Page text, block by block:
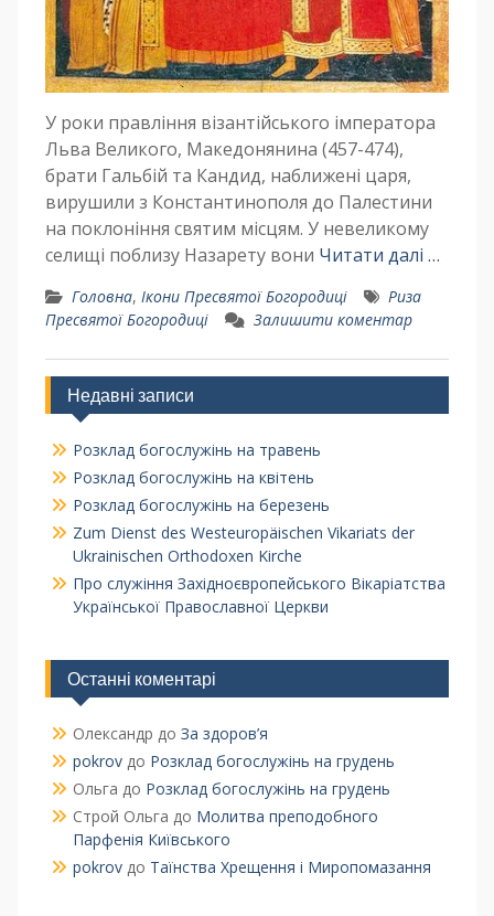
У роки правління візантійського імператора
Льва Великого, Македонянина (457-474),
брати Гальбій та Кандид, наближені царя,
вирушили з Константинополя до Палестини
на поклоніння святим місцям. У невеликому
селищі поблизу Назарету вони Читати далі …
Головна, Ікони Пресвятої Богородиці
Риза
Пресвятої Богородиці
Залишити коментар
Недавні записи
Розклад богослужінь на травень
Розклад богослужінь на квітень
Розклад богослужінь на березень
Zum Dienst des Westeuropäischen Vikariats der
Ukrainischen Orthodoxen Kirche
Про служіння Західноєвропейського Вікаріатства
Української Православної Церкви
Останні коментарі
Олександр до За здоров’я
pokrovдо Розклад богослужінь на грудень
Ольга до Розклад богослужінь на грудень
Строй Ольга до Молитва преподобного
Парфенія Київського
pokrovдо Таїнства Хрещення і Миропомазання